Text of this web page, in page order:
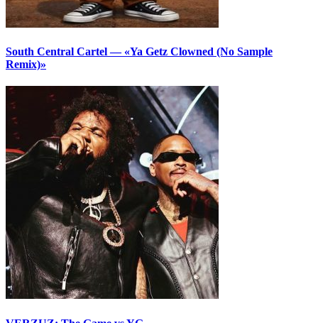
South Central Cartel — «Ya Getz Clowned (No Sample
Remix)»